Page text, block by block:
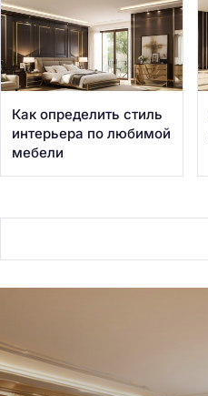
Как определить стиль
интерьера по любимой
мебели